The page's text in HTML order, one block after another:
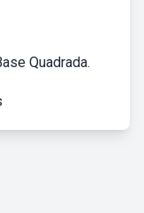
Quadrada.